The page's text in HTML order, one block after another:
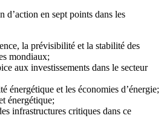
d’action en sept points dans les
la prévisibilité et la stabilité des
mondiaux;
aux investissements dans le secteur
énergétique et les économies d’énergie;
énergétique;
infrastructures critiques dans ce